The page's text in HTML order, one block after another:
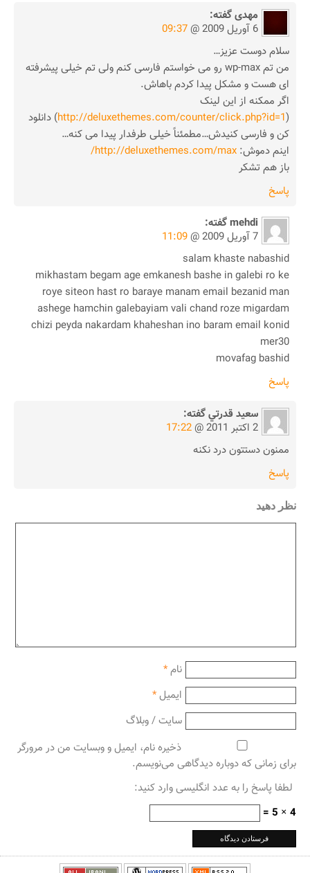
مهدیگفته:
6 آوریل 2009 @
09:37
سلام دوست عزیز…
من تم wp-max رو می خواستم فارسی کنم ولی تم خیلی پیشرفته
ای هست و مشکل پیدا کردم باهاش.
اگر ممکنه از این لینک
(
http://deluxethemes.com/counter/click.php?id=1) دانلود
کن و فارسی کنیدش…مطمئناً خیلی طرفدار پیدا می کنه…
اینم دموش: http://deluxethemes.com/max/
باز هم تشکر
پاسخ
mehdiگفته:
7 آوریل 2009 @
11:09
salam khaste nabashid
mikhastam begam age emkanesh bashe in galebi ro ke
roye siteon hast ro baraye manam email bezanid man
ashege hamchin galebayiam vali chand roze migardam
chizi peyda nakardam khaheshan ino baram email konid
mer30
movafag bashid
پاسخ
سعيد قدرتيگفته:
2 اکتبر 2011 @
17:22
ممنون دستتون درد نكنه
پاسخ
نظر دهید
نام*
ایمیل*
سایت / وبلاگ
ذخیره نام، ایمیل و وبسایت من در مرورگر
برای زمانی که دوباره دیدگاهی می‌نویسم.
لطفا پاسخ را به عدد انگلیسی وارد کنید:
4 × 5 =